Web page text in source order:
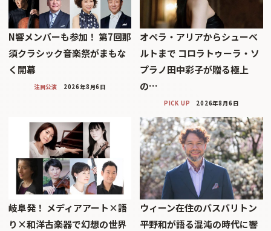
N響メンバーも参加！ 第7回那
須クラシック音楽祭がまもな
く開幕
注目公演 2026年8月6日
オペラ・アリアからシューベ
ルトまで コロラトゥーラ・ソ
プラノ田中彩子が贈る極上
の…
PICK UP 2026年8月6日
岐阜発！ メディアアート×語
り×和洋古楽器で幻想の世界
ウィーン在住のバスバリトン
平野和が語る混沌の時代に響